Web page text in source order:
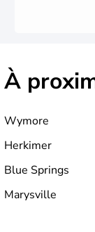
À
Wymore
Herkimer
Blue Springs
Marysville